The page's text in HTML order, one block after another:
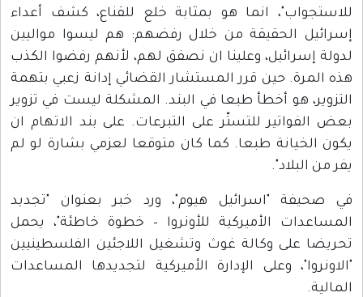
للاستجواب"، انما هو بمثابة خلع للقناع، كشف أعداء
إسرائيل الحقيقة من خلال رفضهم: هم ليسوا مواليين
لدولة إسرائيل، وعلينا ان نصفق لهم، لأنهم رفضوا الكذب
هذه المرة. حين قرر المستشار القضائي إدانة زعبي بتهمة
التزوير، هو أخطأ طبعا في البند. المشكلة ليست في تزوير
بعض الفواتير للتستّر على التبرعات. على بند الاتهام ان
يكون الخيانة طبعا. كما كان متوقعا لعزمي بشارة لو لم
يفر من البلاد".
في صحيفة "اسرائيل هيوم"، ورد خبر بعنوان "تجديد
المساعدات الأميركية للأونروا – خطوة خاطئة"، يحمل
تحريضا على وكالة غوث وتشغيل اللاجئين الفلسطينيين
"الاونروا"، وعلى الإدارة الأميركية لتجديدها المساعدات
المالية.